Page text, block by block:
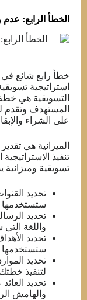
الخطأ الرابع:
خطأ رابع شائع
استراتيجية
التسويقية هي
المستهدف وتقدم
على الشراء
الميزانية هي
تنفيذ
تسويقية
تحديد
تحديد
واللغة
تحديد
ستستخدمها
تحديد
لتنفيذ خطتك
تحديد
والهامش